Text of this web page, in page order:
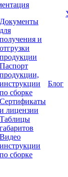
Документы
для
получения и
отгрузки
продукции
Паспорт
продукции,
инструкции
по сборке
Сертификаты
и лицензии
Таблицы
габаритов
Видео
инструкции
по сборке
Блог